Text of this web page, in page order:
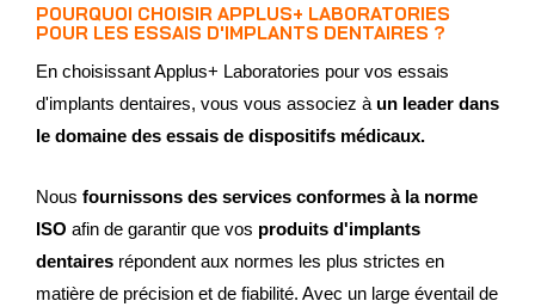
POURQUOI CHOISIR APPLUS+ LABORATORIES
POUR LES ESSAIS D'IMPLANTS DENTAIRES ?
En choisissant Applus+ Laboratories pour vos essais
d'implants dentaires, vous vous associez à un leader dans
le domaine des essais de dispositifs médicaux.
Nous fournissons des services conformes à la norme
ISO afin de garantir que vos produits d'implants
dentaires répondent aux normes les plus strictes en
matière de précision et de fiabilité. Avec un large éventail de